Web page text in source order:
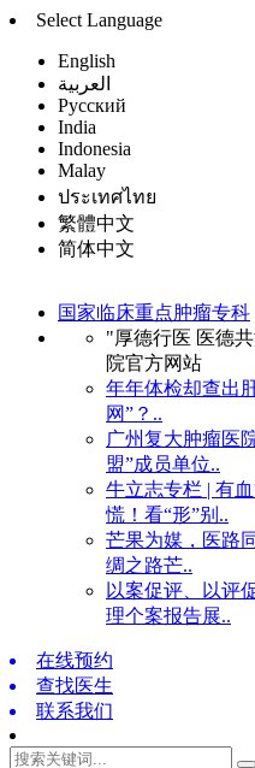
Select Language
English
العربية
Русский
India
Indonesia
Malay
ประเทศไทย
繁體中文
简体中文
国家临床重点肿瘤专科
"厚德行医 医德
院官方网站
年年体检却查出
网”？..
广州复大肿瘤医
盟”成员单位..
牛立志专栏 | 有
慌！看“形”别..
芒果为媒，医路
绸之路芒..
以案促评、以评
理个案报告展..
在线预约
查找医生
联系我们